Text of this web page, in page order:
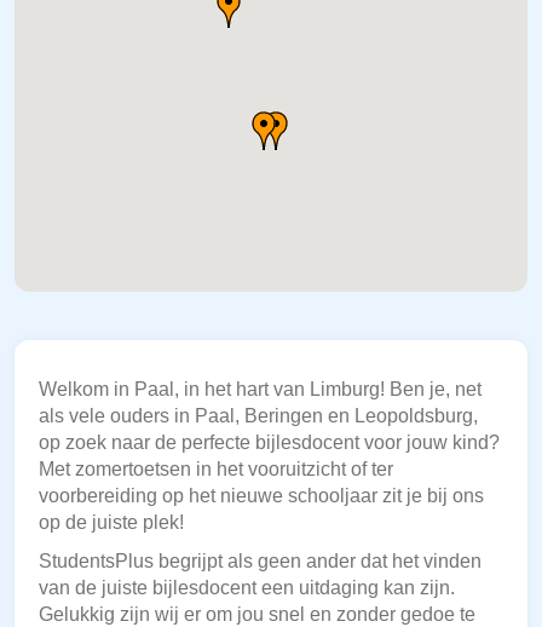
Welkom in Paal, in het hart van Limburg! Ben je, net
als vele ouders in Paal, Beringen en Leopoldsburg,
op zoek naar de perfecte bijlesdocent voor jouw kind?
Met zomertoetsen in het vooruitzicht of ter
voorbereiding op het nieuwe schooljaar zit je bij ons
op de juiste plek!
StudentsPlus begrijpt als geen ander dat het vinden
van de juiste bijlesdocent een uitdaging kan zijn.
Gelukkig zijn wij er om jou snel en zonder gedoe te